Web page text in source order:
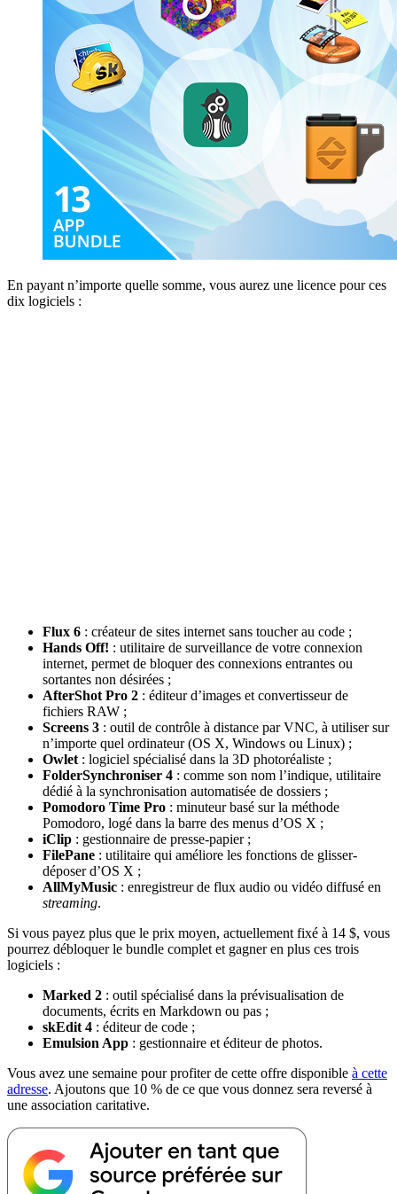
En payant n’importe quelle somme, vous aurez une licence pour ces
dix logiciels :
Flux 6 : créateur de sites internet sans toucher au code ;
Hands Off! : utilitaire de surveillance de votre connexion
internet, permet de bloquer des connexions entrantes ou
sortantes non désirées ;
AfterShot Pro 2 : éditeur d’images et convertisseur de
fichiers RAW ;
Screens 3 : outil de contrôle à distance par VNC, à utiliser sur
n’importe quel ordinateur (OS X, Windows ou Linux) ;
Owlet : logiciel spécialisé dans la 3D photoréaliste ;
FolderSynchroniser 4 : comme son nom l’indique, utilitaire
dédié à la synchronisation automatisée de dossiers ;
Pomodoro Time Pro : minuteur basé sur la méthode
Pomodoro, logé dans la barre des menus d’OS X ;
iClip : gestionnaire de presse-papier ;
FilePane : utilitaire qui améliore les fonctions de glisser-
déposer d’OS X ;
AllMyMusic : enregistreur de flux audio ou vidéo diffusé en
streaming.
Si vous payez plus que le prix moyen, actuellement fixé à 14 $, vous
pourrez débloquer le bundle complet et gagner en plus ces trois
logiciels :
Marked 2 : outil spécialisé dans la prévisualisation de
documents, écrits en Markdown ou pas ;
skEdit 4 : éditeur de code ;
Emulsion App : gestionnaire et éditeur de photos.
Vous avez une semaine pour profiter de cette offre disponible à cette
adresse. Ajoutons que 10 % de ce que vous donnez sera reversé à
une association caritative.